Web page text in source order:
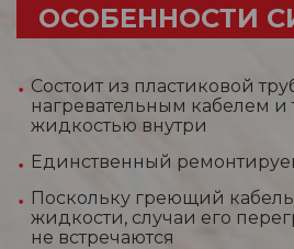
ОСОБЕННОСТИ
Состоит из пластиковой
нагревательным кабелем
жидкостью внутри
Единственный
Поскольку греющий кабель
жидкости, случаи его
не встречаются